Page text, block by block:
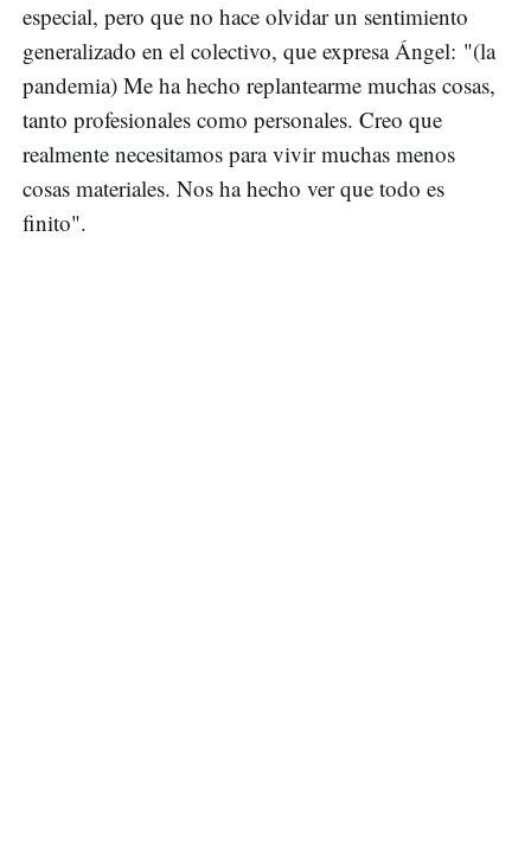
especial, pero que no hace olvidar un sentimiento
generalizado en el colectivo, que expresa Ángel: "(la
pandemia) Me ha hecho replantearme muchas cosas,
tanto profesionales como personales. Creo que
realmente necesitamos para vivir muchas menos
cosas materiales. Nos ha hecho ver que todo es
finito".